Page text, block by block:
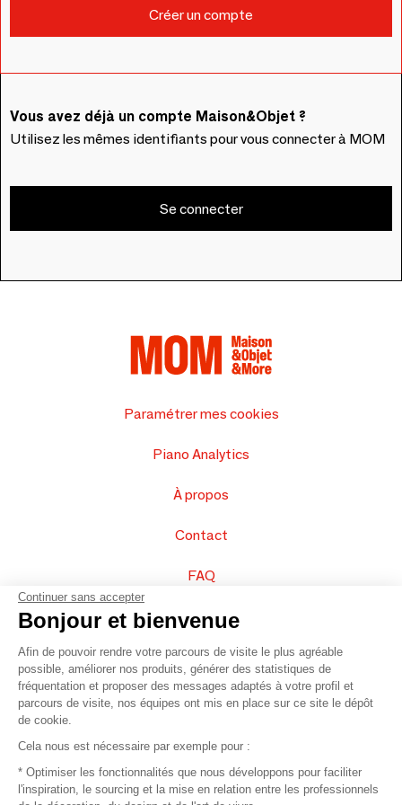
Vous avez déjà un compte Maison&Objet ?
Utilisez les mêmes identifiants pour vous connecter à MOM
Se connecter
Paramétrer mes cookies
Piano Analytics
À propos
Contact
FAQ
Vendez vos produits
Plan du site
© 2016 –Organisation SAFI
Recrutement
Continuer sans accepter
Bonjour et bienvenue
Afin de pouvoir rendre votre parcours de visite le plus agréable
possible, améliorer nos produits, générer des statistiques de
fréquentation et proposer des messages adaptés à votre profil et
parcours de visite, nos équipes ont mis en place sur ce site le dépôt
de cookie.
Cela nous est nécessaire par exemple pour :
* Optimiser les fonctionnalités que nous développons pour faciliter
l'inspiration, le sourcing et la mise en relation entre les professionnels